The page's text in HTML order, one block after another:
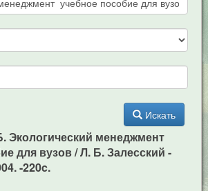
Искать
Экологический менеджмент
для вузов / Л. Б. Залесский -
-220c.